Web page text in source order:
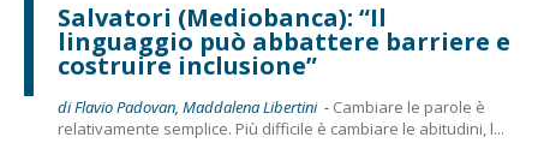
Salvatori (Mediobanca): “Il
linguaggio può abbattere barriere e
costruire inclusione”
di Flavio Padovan, Maddalena Libertini - Cambiare le parole è
relativamente semplice. Più difficile è cambiare le abitudini, l...